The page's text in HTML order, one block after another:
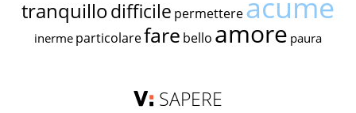
tranquillodifficile permettereacume
inerme particolarefare bello amore paura
SAPERE